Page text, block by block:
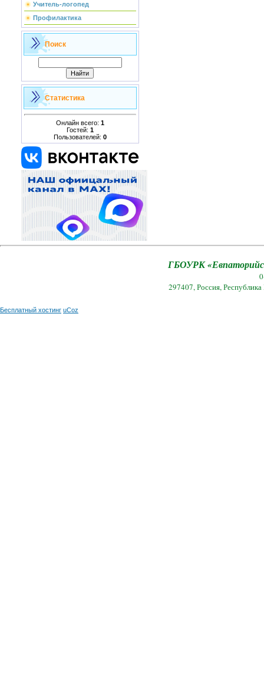
Учитель-логопед
Профилактика
Поиск
Статистика
Онлайн всего: 1
Гостей: 1
Пользователей: 0
ГБОУРК
297407, Россия,
Бесплатный хостинг uCoz